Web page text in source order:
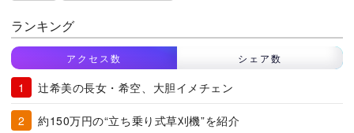
ランキング
アクセス数 シェア数
辻希美の長女・希空、大胆イメチェン
約150万円の“立ち乗り式草刈機”を紹介